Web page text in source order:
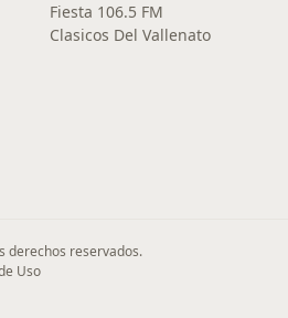
Fiesta 106.5 FM
Clasicos Del Vallenato
derechos reservados.
Uso